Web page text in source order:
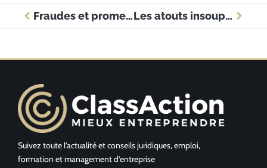
Fraudes et promesses: la vérité sur la banque Olinda pour les entreprises Les atouts insoupçonnés de SG pour booster votre entreprise
Suivez toute l’actualité et conseils juridiques, emploi,
formation et management d’entreprise